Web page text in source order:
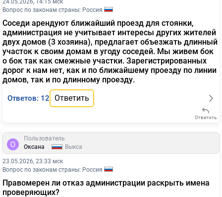
24.05.2026, 14:15 мск
Вопрос по законам страны: Россия
Соседи арендуют ближайший проезд для стоянки,
администрация не учитывает интересы других жителей
двух домов (3 хозяина), предлагает объезжать длинный
участок к своим домам в угоду соседей. Мы живем бок
о бок так как смежные участки. Зарегистрированных
дорог к нам нет, как и по ближайшему проезду по линии
домов, так и по длинному проезду.
Ответов: 12 Ответить
Ответить
Пользователь
Оксана
Выкса
23.05.2026, 23:33 мск
Вопрос по законам страны: Россия
Правомерен ли отказ администрации раскрыть имена
проверяющих?